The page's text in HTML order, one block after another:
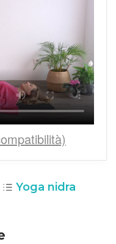
Yoga nidra